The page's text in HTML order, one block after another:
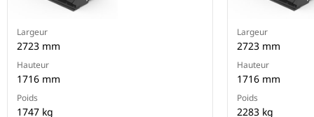
Largeur
2723 mm
Hauteur
1716 mm
Poids
1747 kg
Largeur
2723 mm
Hauteur
1716 mm
Poids
2283 kg